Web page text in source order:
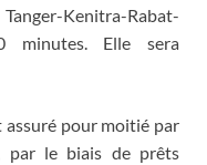
Kenitra-Rabat-
minutes. Elle sera
assuré pour moitié par
par le biais de prêts